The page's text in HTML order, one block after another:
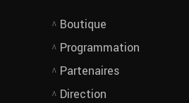
Boutique
Programmation
Partenaires
Direction